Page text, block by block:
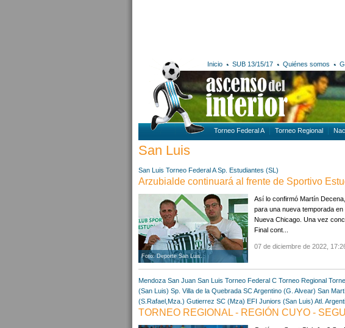
Inicio SUB 13/15/17 Quiénes somos
Torneo Federal A Torneo Regional
San Luis
San Luis Torneo Federal A Sp. Estudiantes (SL)
Arzubialde continuará al frente de Sportivo
Foto: Deporte San Luis.
Así lo confirmó Martín
para una nueva temporada
Nueva Chicago. Una vez
Final cont...
07 de diciembre de 2022,
Mendoza San Juan San Luis Torneo Federal C Torneo Regional
(San Luis) Sp. Villa de la Quebrada SC Argentino (G. Alvear) San
(S.Rafael,Mza.) Gutierrez SC (Mza) EFI Juniors (San Luis) Atl.
TORNEO REGIONAL - REGIÓN CUYO -